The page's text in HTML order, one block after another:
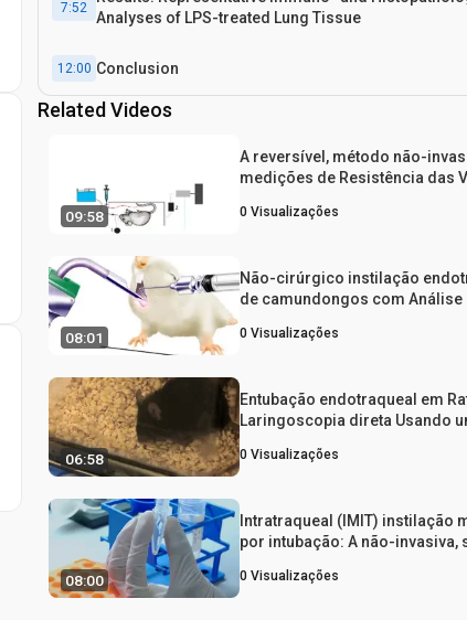
7:52
Analyses of LPS-treated Lung Tissue
12:00 Conclusion
Related Videos
09:58
A reversível, método não-
medições de Resistência das
Lavagem Broncoalveolar em
0 Visualizações
08:01
Não-cirúrgico instilação
de camundongos com Análise
Lung por citometria de fluxo
0 Visualizações
06:58
Entubação endotraqueal em
Laringoscopia direta Usando
0 Visualizações
08:00
Intratraqueal (IMIT) instilação
por intubação: A não-invasiva,
0 Visualizações